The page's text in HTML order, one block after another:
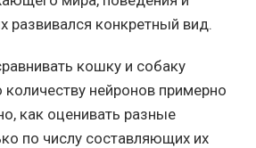
развивался конкретный вид.
кошку и собаку
нейронов примерно
как оценивать разные
по числу составляющих их